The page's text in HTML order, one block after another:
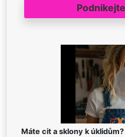
Máte cit a sklony k úklidům?